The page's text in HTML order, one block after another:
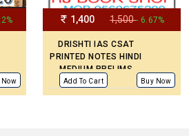
Now
1,400 1,500- 6.67%
DRISHTI IAS CSAT
PRINTED NOTES HINDI
MEDIUM PRELIMS
PAPER -2
Add To Cart Buy Now